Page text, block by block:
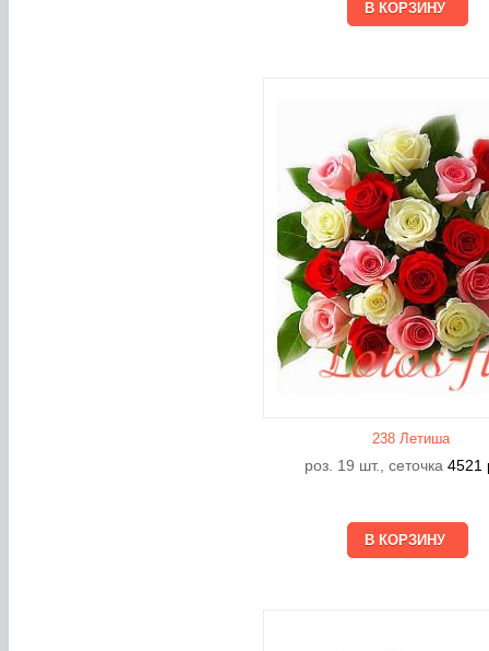
238 Летишa
роз. 19 шт., сеточка4521